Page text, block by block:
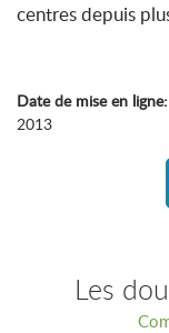
centres depuis
Date de mise en ligne:
2013
Les